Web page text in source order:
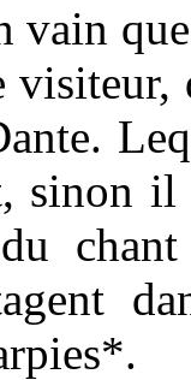
sinon il